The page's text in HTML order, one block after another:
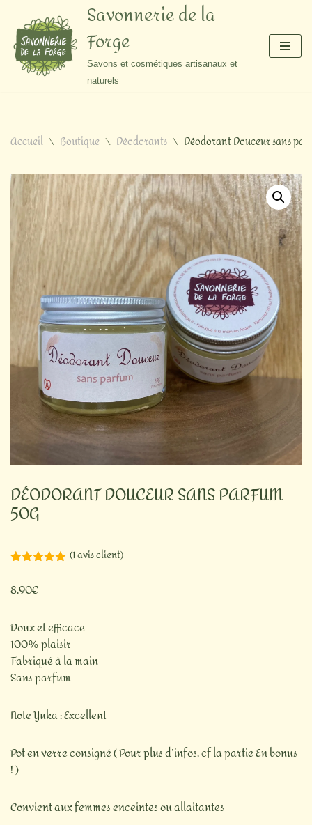
Aller
au
contenu
Savonnerie de la
Forge
Savons et cosmétiques artisanaux et
naturels
Accueil \ Boutique \ Déodorants \ Déodorant Douceur sans
DÉODORANT DOUCEUR SANS PARFUM
50G
basé sur
(1avis client)
8,90€
Doux et efficace
100% plaisir
Fabriqué à la main
Sans parfum
Note Yuka : Excellent
Pot en verre consigné ( Pour plus d’infos, cf la partie En bonus
! )
Convient aux femmes enceintes ou allaitantes